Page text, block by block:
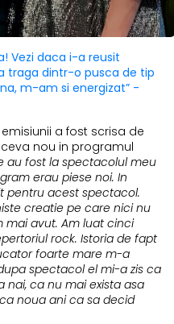
Vezi daca i-a reusit
traga dintr-o pusca de tip
m-am si energizat” -
a fost scrisa de
nou in programul
au fost la spectacolul meu
erau piese noi. In
acest spectacol.
creatie pe care nici nu
avut. Am luat cinci
rock. Istoria de fapt
foarte mare m-a
spectacol el mi-a zis ca
nai, ca nu mai exista asa
noua ani ca sa decid